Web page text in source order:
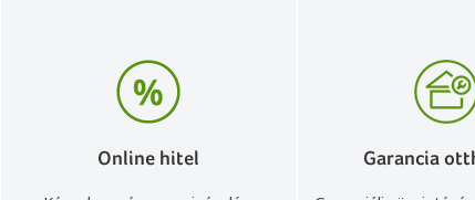
Online hitel Garancia